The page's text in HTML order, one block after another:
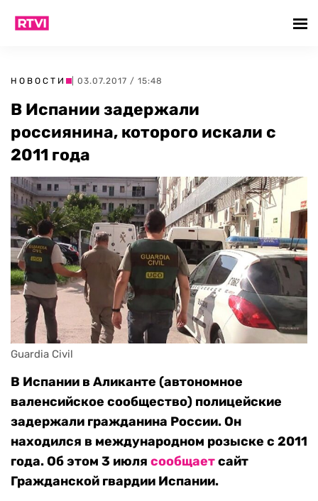
НОВОСТИ | 03.07.2017 / 15:48
В Испании задержали
россиянина, которого искали с
2011 года
Guardia Civil
В Испании в Аликанте (автономное
валенсийское сообщество) полицейские
задержали гражданина России. Он
находился в международном розыске с 2011
года. Об этом 3 июля сообщаетсайт
Гражданской гвардии Испании.